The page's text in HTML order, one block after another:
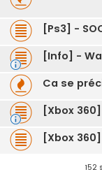
[Ps3] -
[Info] -
Ca se
[Xbox
[Xbox
152